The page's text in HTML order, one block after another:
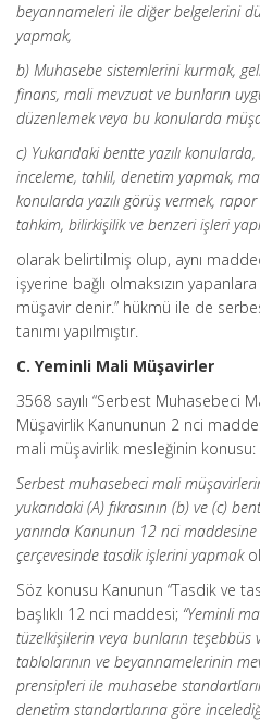
beyannameleri ile diğer belgelerini
yapmak,
b) Muhasebe sistemlerini kurmak,
finans, mali mevzuat ve bunların
düzenlemek veya bu konularda
c) Yukarıdaki bentte yazılı
inceleme, tahlil, denetim yapmak,
konularda yazılı görüş vermek,
tahkim, bilirkişilik ve benzeri işleri
olarak belirtilmiş olup, aynı
işyerine bağlı olmaksızın
müşavir denir.” hükmü ile de
tanımı yapılmıştır.
C. Yeminli Mali Müşavirler
3568 sayılı “Serbest Muhasebeci
Müşavirlik Kanununun 2 nci
mali müşavirlik mesleğinin konusu:
Serbest muhasebeci mali
yukarıdaki (A) fıkrasının (b) ve (c)
yanında Kanunun 12 nci maddesine
çerçevesinde tasdik işlerini yapmak
Söz konusu Kanunun “Tasdik ve
başlıklı 12 nci maddesi; “Yeminli
tüzelkişilerin veya bunların
tablolarının ve beyannamelerinin
prensipleri ile muhasebe
denetim standartlarına göre